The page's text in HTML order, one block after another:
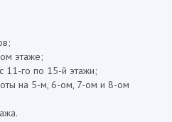
этаже;
11-го по 15-й этажи;
на 5-м, 6-ом, 7-ом и 8-ом